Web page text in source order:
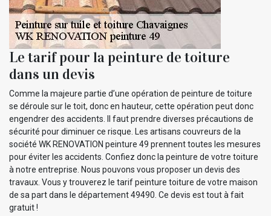
Le tarif pour la peinture de toiture
dans un devis
Comme la majeure partie d’une opération de peinture de toiture
se déroule sur le toit, donc en hauteur, cette opération peut donc
engendrer des accidents. Il faut prendre diverses précautions de
sécurité pour diminuer ce risque. Les artisans couvreurs de la
société WK RENOVATION peinture 49 prennent toutes les mesures
pour éviter les accidents. Confiez donc la peinture de votre toiture
à notre entreprise. Nous pouvons vous proposer un devis des
travaux. Vous y trouverez le tarif peinture toiture de votre maison
de sa part dans le département 49490. Ce devis est tout à fait
gratuit !